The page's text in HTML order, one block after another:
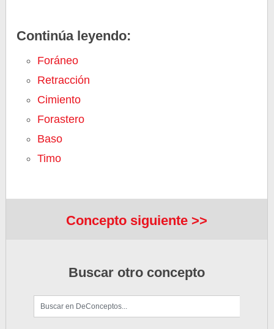
Continúa leyendo:
Foráneo
Retracción
Cimiento
Forastero
Baso
Timo
Concepto siguiente >>
Buscar otro concepto